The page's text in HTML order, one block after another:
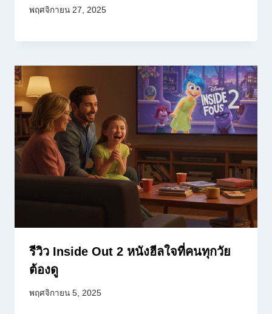
พฤศจิกายน 27, 2025
รีวิว Inside Out 2 หนังฮีลใจที่คนทุกวัย
ต้องดู
พฤศจิกายน 5, 2025